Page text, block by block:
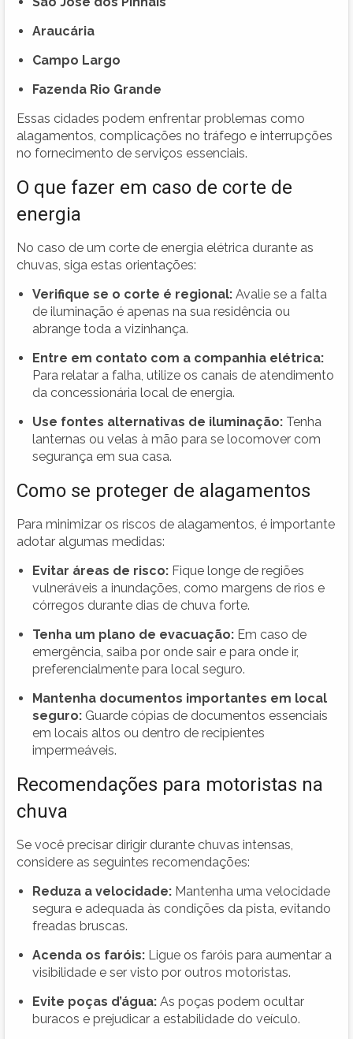
Araucária
Campo Largo
Fazenda Rio Grande
Essas cidades podem enfrentar problemas como
alagamentos, complicações no tráfego e interrupções
no fornecimento de serviços essenciais.
O que fazer em caso de corte de
energia
No caso de um corte de energia elétrica durante as
chuvas, siga estas orientações:
Verifique se o corte é regional: Avalie se a falta
de iluminação é apenas na sua residência ou
abrange toda a vizinhança.
Entre em contato com a companhia elétrica:
Para relatar a falha, utilize os canais de atendimento
da concessionária local de energia.
Use fontes alternativas de iluminação: Tenha
lanternas ou velas à mão para se locomover com
segurança em sua casa.
Como se proteger de alagamentos
Para minimizar os riscos de alagamentos, é importante
adotar algumas medidas:
Evitar áreas de risco: Fique longe de regiões
vulneráveis a inundações, como margens de rios e
córregos durante dias de chuva forte.
Tenha um plano de evacuação: Em caso de
emergência, saiba por onde sair e para onde ir,
preferencialmente para local seguro.
Mantenha documentos importantes em local
seguro: Guarde cópias de documentos essenciais
em locais altos ou dentro de recipientes
impermeáveis.
Recomendações para motoristas na
chuva
Se você precisar dirigir durante chuvas intensas,
considere as seguintes recomendações:
Reduza a velocidade: Mantenha uma velocidade
segura e adequada às condições da pista, evitando
freadas bruscas.
Acenda os faróis: Ligue os faróis para aumentar a
visibilidade e ser visto por outros motoristas.
Evite poças d’água: As poças podem ocultar
buracos e prejudicar a estabilidade do veículo.